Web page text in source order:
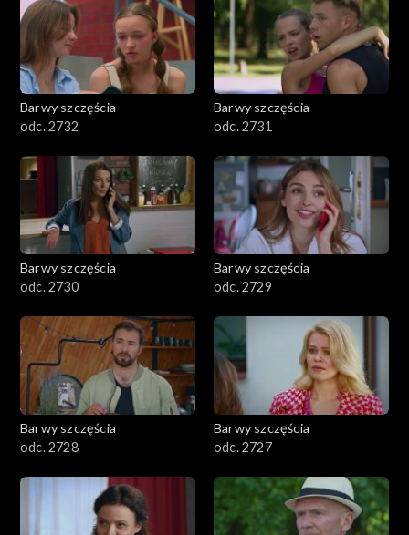
Barwy szczęścia
odc. 2732
Barwy szczęścia
odc. 2731
Barwy szczęścia
odc. 2730
Barwy szczęścia
odc. 2729
Barwy szczęścia
odc. 2728
Barwy szczęścia
odc. 2727